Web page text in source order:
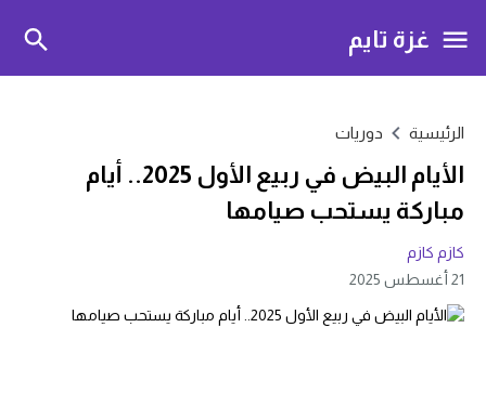
غزة تايم
الرئيسية دوريات
الأيام البيض في ربيع الأول 2025.. أيام
مباركة يستحب صيامها
كازم كازم
21 أغسطس 2025